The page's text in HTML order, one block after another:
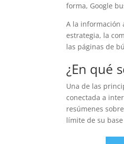
forma, Google
A la información
estrategia, la
las páginas de
¿En qué
Una de las
conectada a
resúmenes
límite de su